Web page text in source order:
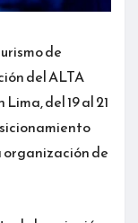
de
del ALTA
del 19 al 21
organización de